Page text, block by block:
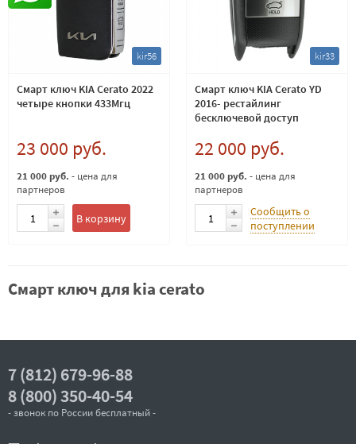
kir56
Смарт ключ KIA Cerato 2022
четыре кнопки 433Мгц
23 000 руб.
21 000 руб. - цена для
партнеров
В корзину
kir33
Смарт ключ KIA Cerato YD
2016- рестайлинг
бесключевой доступ
22 000 руб.
21 000 руб. - цена для
партнеров
Сообщить о
поступлении
Смарт ключ для kia cerato
7 (812) 679-96-88
8 (800) 350-40-54
- звонок по России бесплатный -